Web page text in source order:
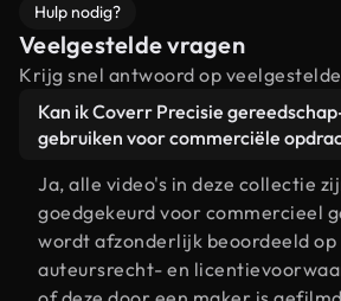
Hulp nodig?
Veelgestelde vragen
Krijg snel antwoord op
Kan ik Coverr Precisie
gebruiken voor commerciële
Ja, alle video's in deze collectie
goedgekeurd voor commercieel
wordt afzonderlijk beoordeeld op
auteursrecht- en